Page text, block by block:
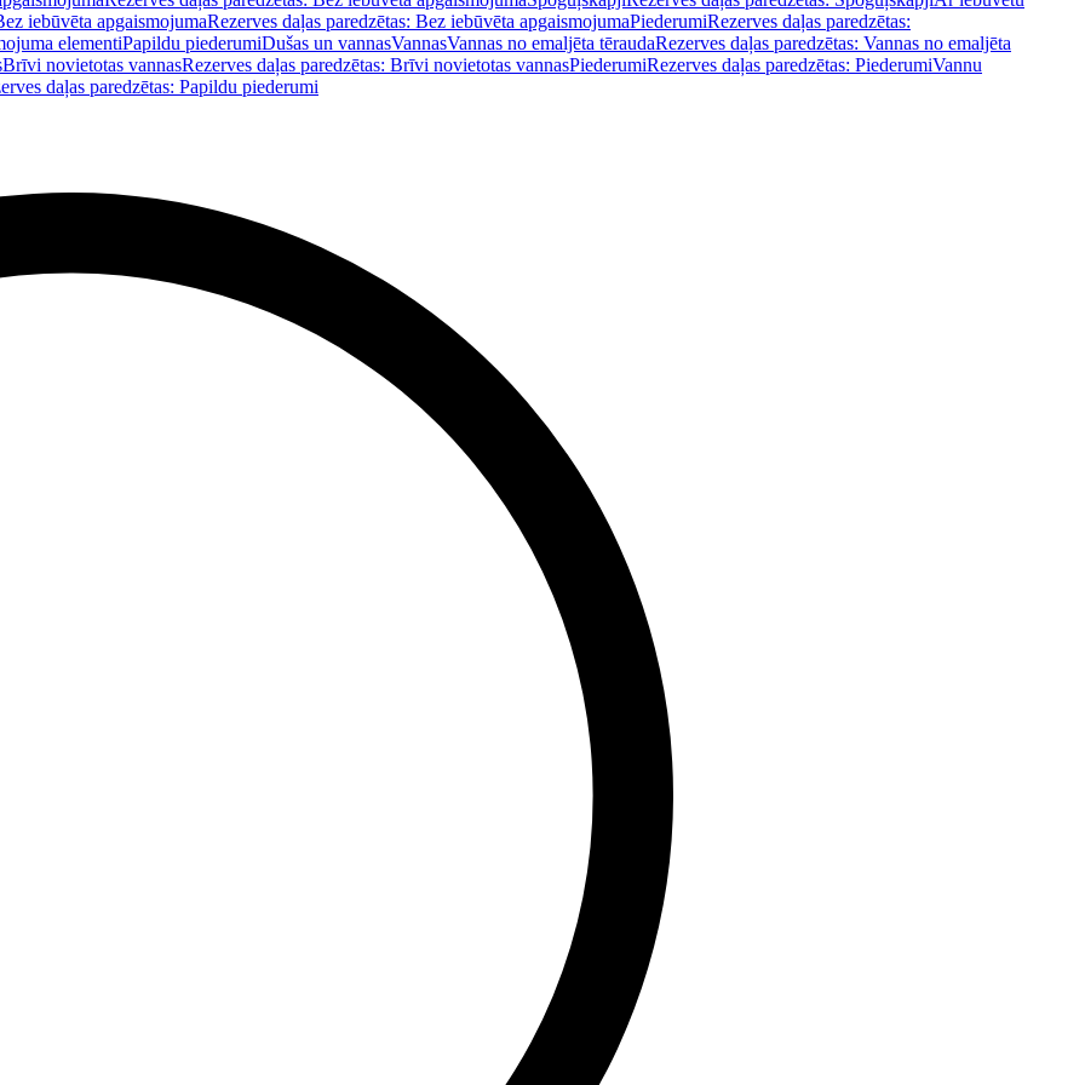
iebūvēta apgaismojumaRezerves daļas paredzētas: Bez iebūvēta apgaismojumaPiederumiRezerves daļas paredzētas:
elementiPapildu piederumiDušas un vannasVannasVannas no emaljēta tēraudaRezerves daļas paredzētas: Vannas no emaljēta
Brīvi novietotas vannasRezerves daļas paredzētas: Brīvi novietotas vannasPiederumiRezerves daļas paredzētas: PiederumiVannu
daļas paredzētas: Papildu piederumi